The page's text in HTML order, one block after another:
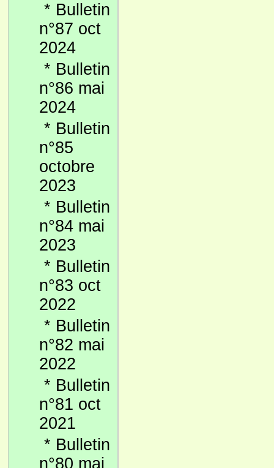
* Bulletin
n°87 oct
2024
* Bulletin
n°86 mai
2024
* Bulletin
n°85
octobre
2023
* Bulletin
n°84 mai
2023
* Bulletin
n°83 oct
2022
* Bulletin
n°82 mai
2022
* Bulletin
n°81 oct
2021
* Bulletin
n°80 mai